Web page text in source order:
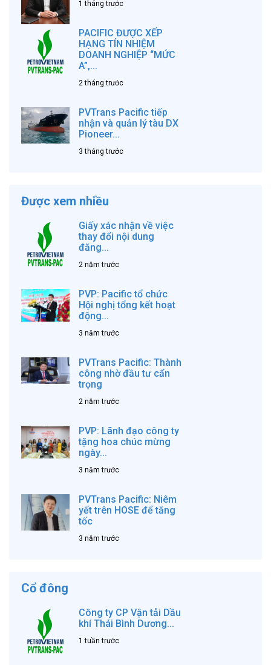
1 tháng trước
PACIFIC ĐƯỢC XẾP
HẠNG TÍN NHIỆM
DOANH NGHIỆP “MỨC
A”,...
2 tháng trước
PVTrans Pacific tiếp
nhận và quản lý tàu DX
Pioneer...
3 tháng trước
Được xem nhiều
Giấy xác nhận về việc
thay đổi nội dung
đăng...
2 năm trước
PVP: Pacific tổ chức
Hội nghị tổng kết hoạt
động...
3 năm trước
PVTrans Pacific: Thành
công nhờ đầu tư cẩn
trọng
2 năm trước
PVP: Lãnh đạo công ty
tặng hoa chúc mừng
ngày...
3 năm trước
PVTrans Pacific: Niêm
yết trên HOSE để tăng
tốc
3 năm trước
Cổ đông
Công ty CP Vận tải Dầu
khí Thái Bình Dương...
1 tuần trước